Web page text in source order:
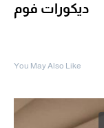
ديكورات فوم
You May Also Like